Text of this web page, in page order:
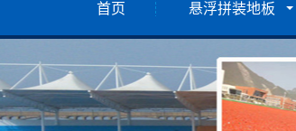
首页 悬浮拼装地板